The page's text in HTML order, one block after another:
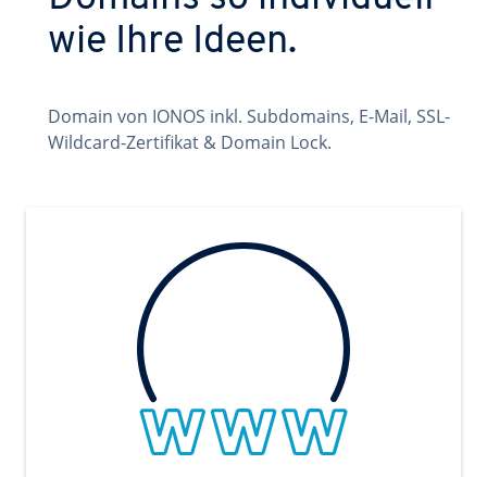
wie Ihre Ideen.
Domain von IONOS inkl. Subdomains, E-Mail, SSL-
Wildcard-Zertifikat & Domain Lock.